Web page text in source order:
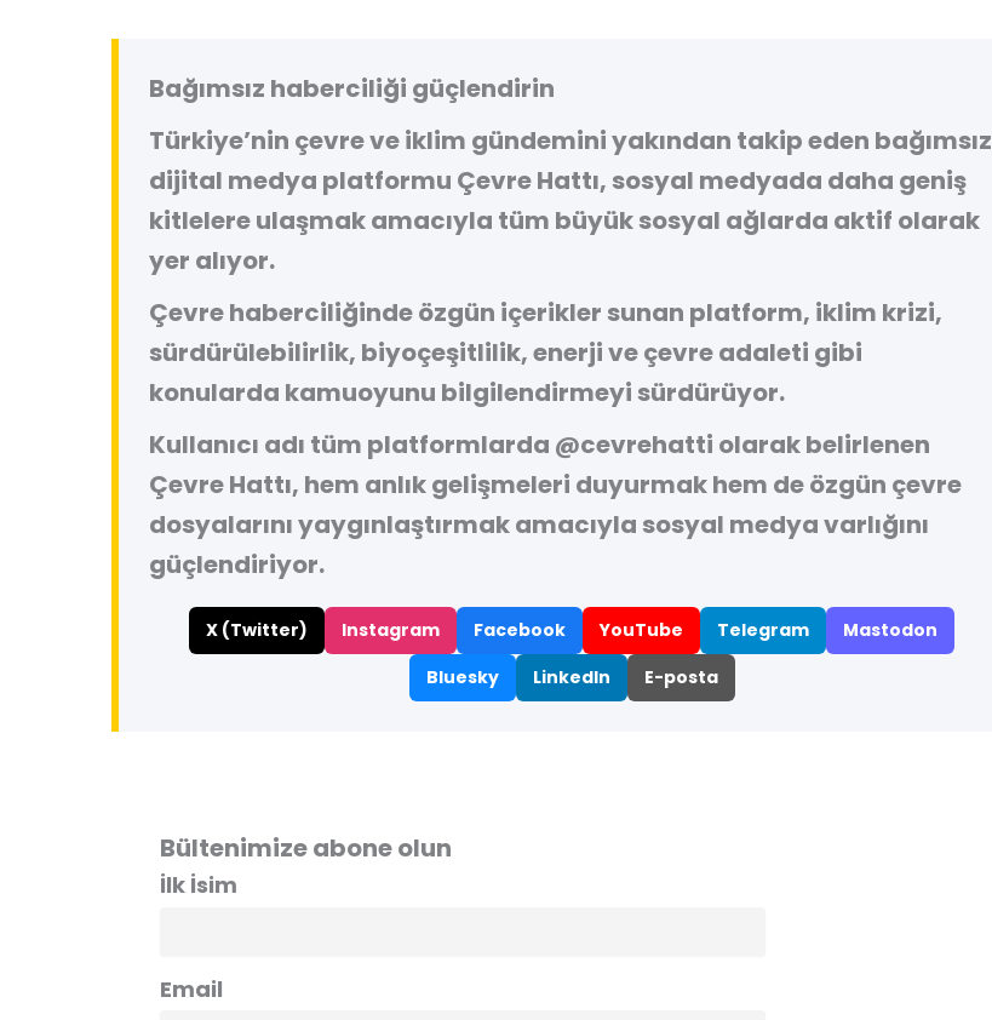
Bağımsız haberciliği güçlendirin
Türkiye’nin çevre ve iklim gündemini yakından takip eden bağımsız
dijital medya platformu Çevre Hattı, sosyal medyada daha geniş
kitlelere ulaşmak amacıyla tüm büyük sosyal ağlarda aktif olarak
yer alıyor.
Çevre haberciliğinde özgün içerikler sunan platform, iklim krizi,
sürdürülebilirlik, biyoçeşitlilik, enerji ve çevre adaleti gibi
konularda kamuoyunu bilgilendirmeyi sürdürüyor.
Kullanıcı adı tüm platformlarda @cevrehatti olarak belirlenen
Çevre Hattı, hem anlık gelişmeleri duyurmak hem de özgün çevre
dosyalarını yaygınlaştırmak amacıyla sosyal medya varlığını
güçlendiriyor.
X (Twitter) Instagram Facebook YouTube Telegram
Mastodon
Bluesky
LinkedIn E-posta
Bültenimize abone olun
İlk İsim
Email